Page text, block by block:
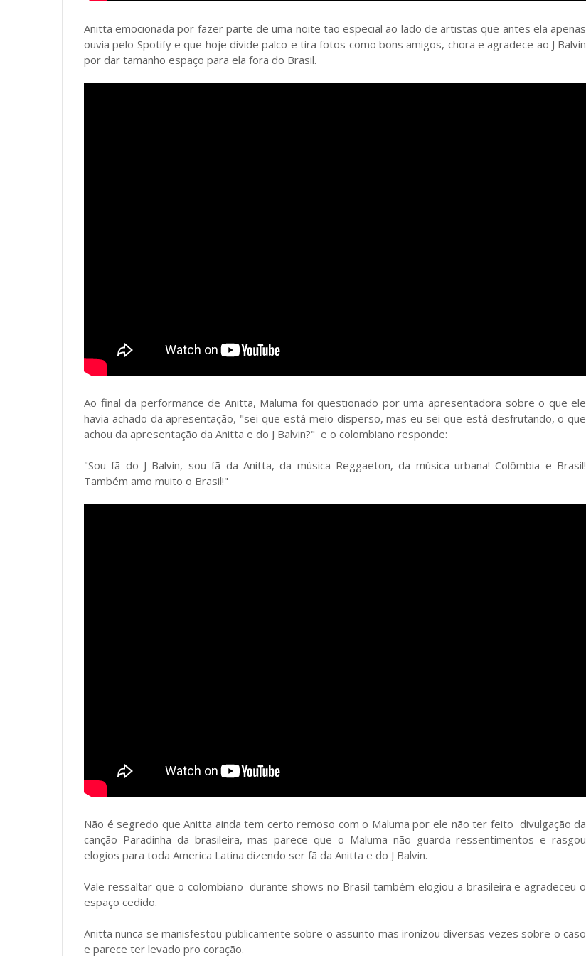
Anitta emocionada por fazer parte de uma noite tão especial ao lado de artistas que antes ela apenas
ouvia pelo Spotify e que hoje divide palco e tira fotos como bons amigos, chora e agradece ao J Balvin
por dar tamanho espaço para ela fora do Brasil.
Ao final da performance de Anitta, Maluma foi questionado por uma apresentadora sobre o que ele
havia achado da apresentação, "sei que está meio disperso, mas eu sei que está desfrutando, o que
achou da apresentação da Anitta e do J Balvin?" e o colombiano responde:
"Sou fã do J Balvin, sou fã da Anitta, da música Reggaeton, da música urbana! Colômbia e Brasil!
Também amo muito o Brasil!"
Não é segredo que Anitta ainda tem certo remoso com o Maluma por ele não ter feito divulgação da
canção Paradinha da brasileira, mas parece que o Maluma não guarda ressentimentos e rasgou
elogios para toda America Latina dizendo ser fã da Anitta e do J Balvin.
Vale ressaltar que o colombiano durante shows no Brasil também elogiou a brasileira e agradeceu o
espaço cedido.
Anitta nunca se manisfestou publicamente sobre o assunto mas ironizou diversas vezes sobre o caso
e parece ter levado pro coração.